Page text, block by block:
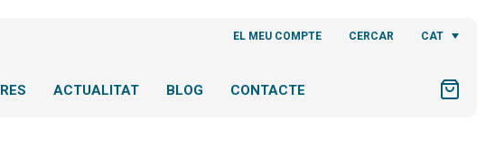
EL MEU COMPTE CERCAR CAT
ACTUALITAT BLOG CONTACTE